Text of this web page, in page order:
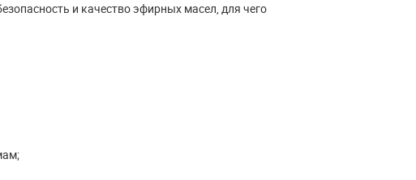
и качество эфирных масел, для чего